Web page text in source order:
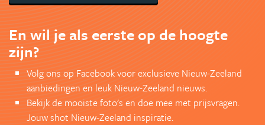
En wil je als eerste op de hoogte
zijn?
Volg ons op Facebook voor exclusieve Nieuw-Zeeland
aanbiedingen en leuk Nieuw-Zeeland nieuws.
Bekijk de mooiste foto's en doe mee met prijsvragen.
Jouw shot Nieuw-Zeeland inspiratie.